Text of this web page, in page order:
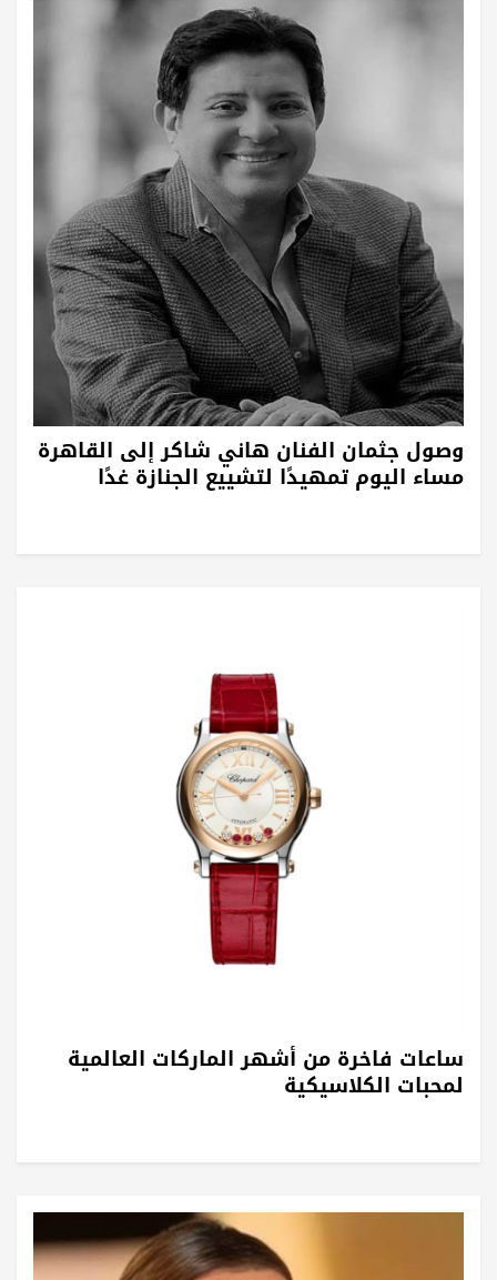
وصول جثمان الفنان هاني شاكر إلى القاهرة
مساء اليوم تمهيدًا لتشييع الجنازة غدًا
ساعات فاخرة من أشهر الماركات العالمية
لمحبات الكلاسيكية